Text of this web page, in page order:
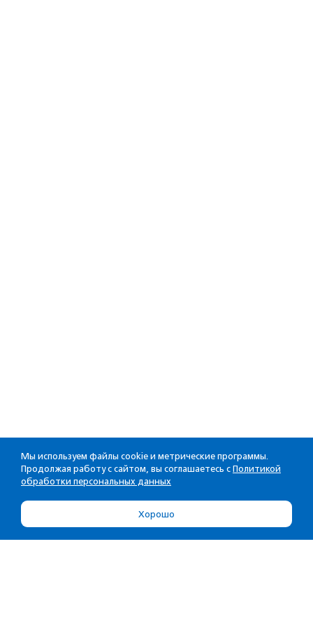
Мы используем файлы cookie и метрические программы.
Продолжая работу с сайтом, вы соглашаетесь с Политикой
обработки персональных данных
Хорошо